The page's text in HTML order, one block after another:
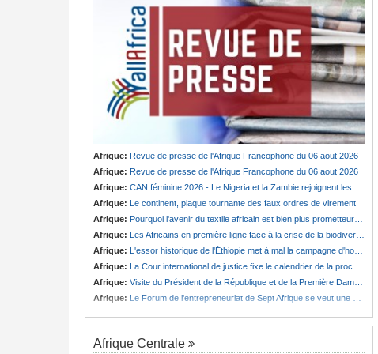
Afrique: Revue de presse de l'Afrique Francophone du 06 aout 2026
Afrique: Revue de presse de l'Afrique Francophone du 06 aout 2026
Afrique: CAN féminine 2026 - Le Nigeria et la Zambie rejoignent les quarts de finale
Afrique: Le continent, plaque tournante des faux ordres de virement
Afrique: Pourquoi l'avenir du textile africain est bien plus prometteur que ne le laissent penser les chiffres
Afrique: Les Africains en première ligne face à la crise de la biodiversité
Afrique: L'essor historique de l'Éthiopie met à mal la campagne d'hostilité menée par Le Caire
Afrique: La Cour international de justice fixe le calendrier de la procédure engagée par la RDC contre le Rwanda
Afrique: Visite du Président de la République et de la Première Dame à Yamoussoukro
Afrique: Le Forum de l'entrepreneuriat de Sept Afrique se veut une plateforme de mobilisation des investissements
Afrique Centrale